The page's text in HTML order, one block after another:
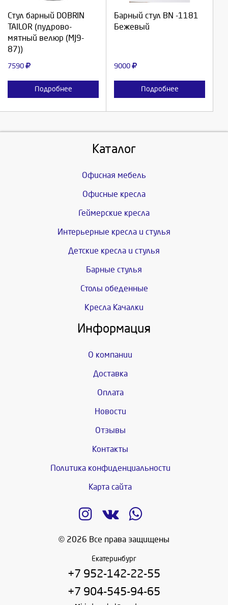
Стул барный DOBRIN
TAILOR (пудрово-
мятный велюр (MJ9-
87))
7590
Подробнее
Продолжить
Отмена
Барный стул BN -1181
Бежевый
9000
Подробнее
Продолжить
Каталог
Офисная мебель
Офисные кресла
Геймерские кресла
Интерьерные кресла и стулья
Детские кресла и стулья
Барные стулья
Столы обеденные
Кресла Качалки
Информация
О компании
Доставка
Оплата
Новости
Отзывы
Контакты
Политика конфиденциальности
Карта сайта
© 2026 Все права защищены
Екатеринбург
+7 952-142-22-55
+7 904-545-94-65